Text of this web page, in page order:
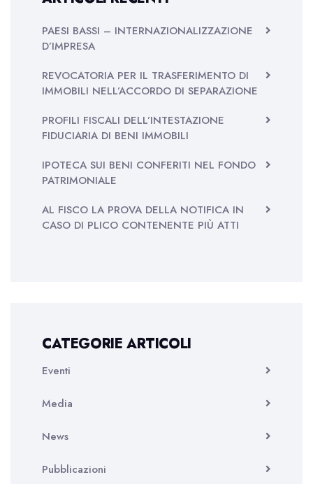
PAESI BASSI – INTERNAZIONALIZZAZIONE
D’IMPRESA
REVOCATORIA PER IL TRASFERIMENTO DI
IMMOBILI NELL’ACCORDO DI SEPARAZIONE
PROFILI FISCALI DELL’INTESTAZIONE
FIDUCIARIA DI BENI IMMOBILI
IPOTECA SUI BENI CONFERITI NEL FONDO
PATRIMONIALE
AL FISCO LA PROVA DELLA NOTIFICA IN
CASO DI PLICO CONTENENTE PIÙ ATTI
CATEGORIE ARTICOLI
Eventi
Media
News
Pubblicazioni